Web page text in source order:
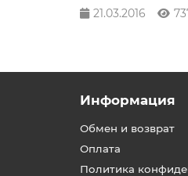
21.03.2016
Информация
Обмен и возврат
Оплата
Политика